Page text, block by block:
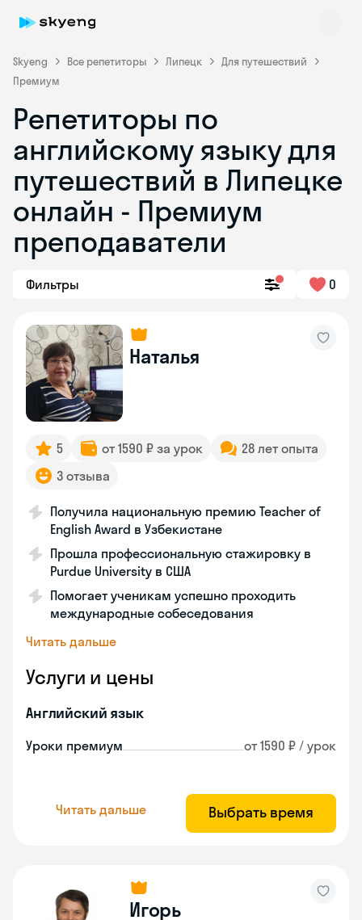
Skyeng Все репетиторы Липецк
Для путешествий
Премиум
Репетиторы по
английскому языку для
путешествий в Липецке
онлайн - Премиум
преподаватели
Фильтры 0
Наталья
5 от 1590 ₽ за урок
28 лет опыта
3 отзыва
Получила национальную премию Teacher of
English Award в Узбекистане
Прошла профессиональную стажировку в
Purdue University в США
Помогает ученикам успешно проходить
международные собеседования
Читать дальше
Услуги и цены
Английский язык
Уроки премиум от 1590 ₽ / урок
Читать дальше Выбрать время
Игорь
Skyeng Chat